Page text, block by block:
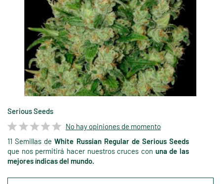
Serious Seeds
No hay opiniones de momento
11 Semillas de White Russian Regular de Serious Seeds
que nos permitirá hacer nuestros cruces con una de las
mejores índicas del mundo.